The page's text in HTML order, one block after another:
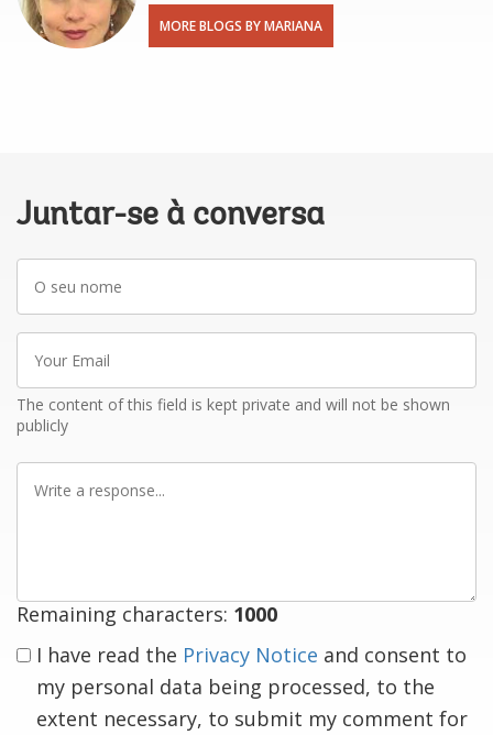
MORE BLOGS BY MARIANA
Juntar-se à conversa
O
seu
Your
Email
The content of this field is kept private and will not be shown
publicly
Write
Remaining characters: 1000
I have read the Privacy Notice and consent to
my personal data being processed, to the
extent necessary, to submit my comment for